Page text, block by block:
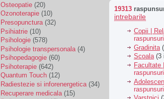
Osteopatie (20)
Ozonoterapie (10)
Presopunctura (32)
Psihiatrie (10)
Psihologie (578)
Psihologie transpersonala (4)
Psihopedagogie (60)
Psihoterapie (642)
Quantum Touch (12)
Radiestezie si inforenergetica(34)
Recuperare medicala (15)
19313
intrebarile
Copii |
raspunsuri
Gradinita
Scoala(3
Facultate
raspunsuri
raspunsuri